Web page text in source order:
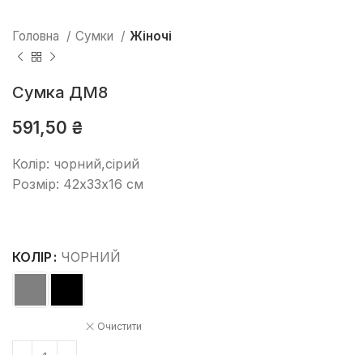
Головна Сумки Жіночі
Сумка ДМ8
591,50 ₴
Колір: чорний,сірий
Розмір: 42х33х16 см
КОЛІР ЧОРНИЙ
Очистити